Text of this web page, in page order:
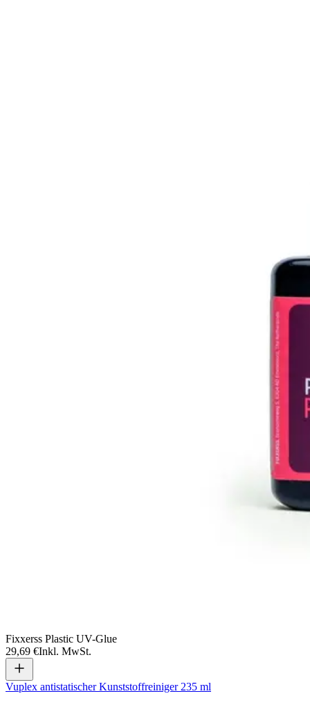
Fixxerss Plastic UV-Glue
29,69 €Inkl. MwSt.
Vuplex antistatischer Kunststoffreiniger 235 ml